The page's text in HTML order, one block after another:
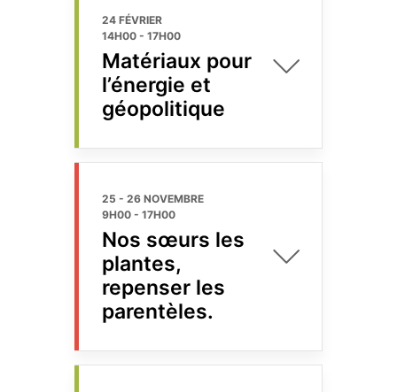
24 FÉVRIER
14H00 - 17H00
Matériaux pour
l’énergie et
géopolitique
25 - 26 NOVEMBRE
9H00 - 17H00
Nos sœurs les
plantes,
repenser les
parentèles.